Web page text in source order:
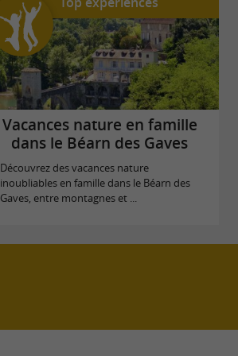
Vacances nature en famille
dans le Béarn des Gaves
Découvrez des vacances nature
inoubliables en famille dans le Béarn des
Gaves, entre montagnes et ...